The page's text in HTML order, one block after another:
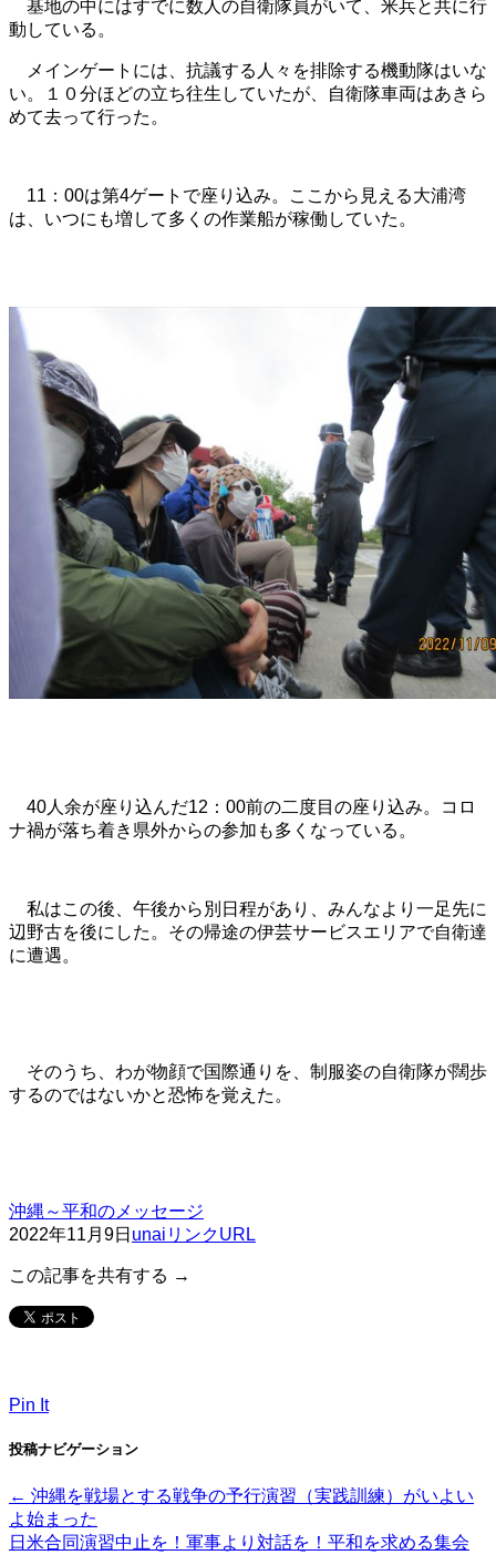
基地の中にはすでに数人の自衛隊員がいて、米兵と共に行
動している。
メインゲートには、抗議する人々を排除する機動隊はいな
い。１０分ほどの立ち往生していたが、自衛隊車両はあきら
めて去って行った。
11：00は第4ゲートで座り込み。ここから見える大浦湾
は、いつにも増して多くの作業船が稼働していた。
40人余が座り込んだ12：00前の二度目の座り込み。コロ
ナ禍が落ち着き県外からの参加も多くなっている。
私はこの後、午後から別日程があり、みんなより一足先に
辺野古を後にした。その帰途の伊芸サービスエリアで自衛達
に遭遇。
そのうち、わが物顔で国際通りを、制服姿の自衛隊が闊歩
するのではないかと恐怖を覚えた。
沖縄～平和のメッセージ
2022年11月9日 unai リンクURL
この記事を共有する →
Pin It
投稿ナビゲーション
← 沖縄を戦場とする戦争の予行演習（実践訓練）がいよい
よ始まった
日米合同演習中止を！軍事より対話を！平和を求める集会